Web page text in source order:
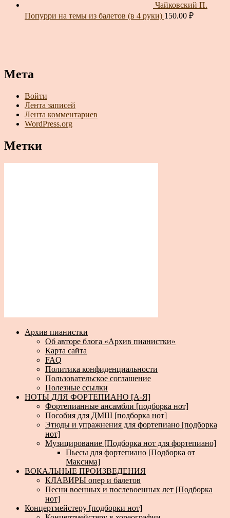
Чайковский П.
Попурри на темы из балетов (в 4 руки) 150.00 ₽
Мета
Войти
Лента записей
Лента комментариев
WordPress.org
Метки
Архив пианистки
Об авторе блога «Архив пианистки»
Карта сайта
FAQ
Политика конфиденциальности
Пользовательское соглашение
Полезные ссылки
НОТЫ ДЛЯ ФОРТЕПИАНО [А-Я]
Фортепианные ансамбли [подборка нот]
Пособия для ДМШ [подборка нот]
Этюды и упражнения для фортепиано [подборка
нот]
Музицирование [Подборка нот для фортепиано]
Пьесы для фортепиано [Подборка от
Максима]
ВОКАЛЬНЫЕ ПРОИЗВЕДЕНИЯ
КЛАВИРЫ опер и балетов
Песни военных и послевоенных лет [Подборка
нот]
Концертмейстеру [подборки нот]